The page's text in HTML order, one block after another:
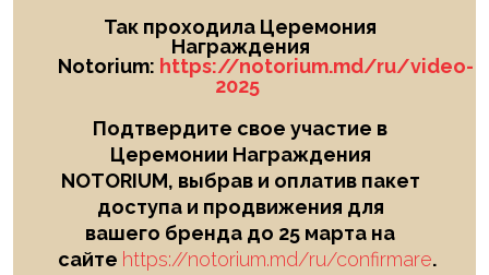
Так проходила Церемония
Награждения
Notorium: https://notorium.md/ru/video-
2025
Подтвердите свое участие в
Церемонии Награждения
NOTORIUM, выбрав и оплатив пакет
доступа и продвижения для
вашего бренда до 25 марта на
сайте https://notorium.md/ru/confirmare.